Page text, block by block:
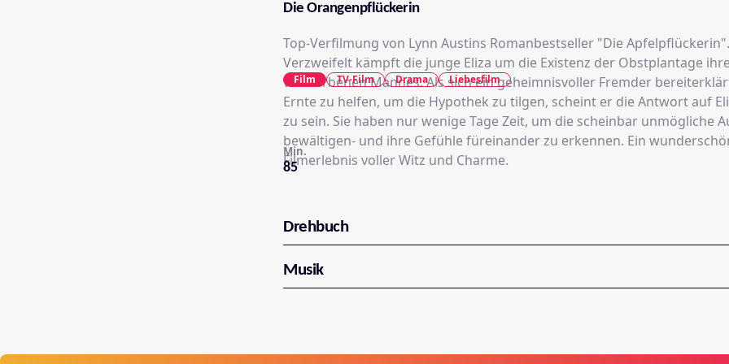
Die Orangenpflückerin
Top-Verfilmung von Lynn Austins Romanbestseller "Die Apfelpflückerin".
Verzweifelt kämpft die junge Eliza um die Existenz der Obstplantage
verstorbenen Mannes. Als sich ein geheimnisvoller Fremder
Ernte zu helfen, um die Hypothek zu tilgen, scheint er die Antwort auf
zu sein. Sie haben nur wenige Tage Zeit, um die scheinbar unmögliche
bewältigen- und ihre Gefühle füreinander zu erkennen. Ein
Filmerlebnis voller Witz und Charme.
85
Min.
Film TV-Film Drama Liebesfilm
Drehbuch
Musik